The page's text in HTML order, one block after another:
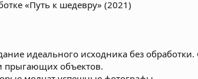
идеального исходника без обработки.
прыгающих объектов.